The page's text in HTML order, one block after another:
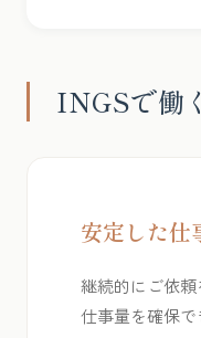
INGSで働
安定した仕
継続的にご依
仕事量を確保で